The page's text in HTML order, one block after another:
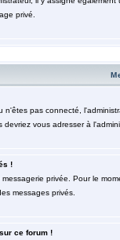
privé.
pas connecté,
vous adresser à
!
privée. Pour le
messages privés.
ce forum !